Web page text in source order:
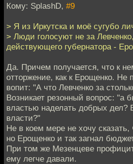
Кому: SplashD, #9
> Я из Иркутска и моё сугубо
> Люди голосуют не за
действующего губернатора -
Да. Причем получается, что к
отторжение, как к Ерощенко. Не
вопит: "А что Левченко за
Возникает резонный вопрос: "а
властью наделать добрых дел?
власти?"
Не в коем мере не хочу
но Ерощенко и так загнал
При том же Мезенцеве
ему легче давали.